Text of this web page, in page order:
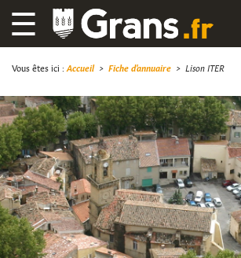
☰
Vous êtes ici : Accueil> Fiche d'annuaire > Lison ITER